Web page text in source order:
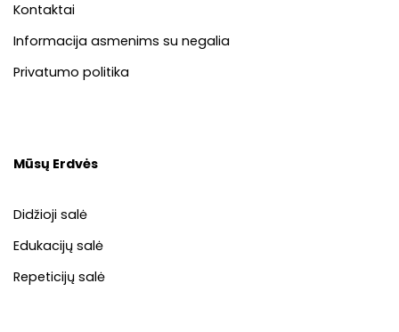
Kontaktai
Informacija asmenims su negalia
Privatumo politika
Mūsų Erdvės
Didžioji salė
Edukacijų salė
Repeticijų salė